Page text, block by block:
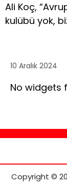
Ali Koç,
kulübü yok,
10 Aralık 2024
No widgets
Copyright ©